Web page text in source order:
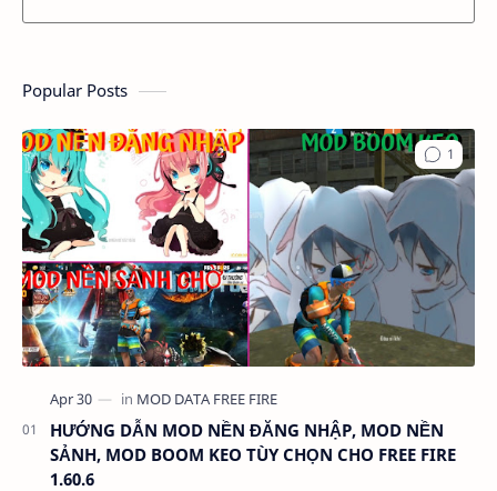
Popular Posts
HƯỚNG DẪN MOD NỀN ĐĂNG NHẬP, MOD NỀN
SẢNH, MOD BOOM KEO TÙY CHỌN CHO FREE FIRE
1.60.6